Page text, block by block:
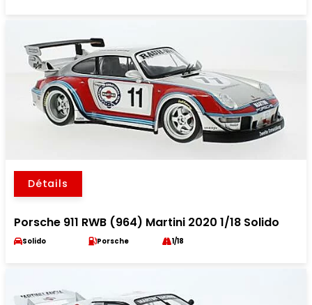
Détails
Porsche 911 RWB (964) Martini 2020 1/18 Solido
Solido Porsche 1/18